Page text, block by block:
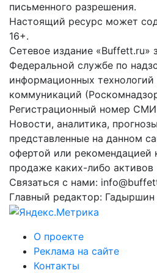
письменного разрешения.
Настоящий ресурс может
16+.
Сетевое издание «Buffett.ru»
Федеральной службе по
информационных
коммуникаций
Регистрационный номер
Новости, аналитика,
представленные на данном
офертой или рекомендацией
продаже каких-либо активов
Связаться с нами:
Главный редактор:
О проекте
Реклама на сайте
Контакты